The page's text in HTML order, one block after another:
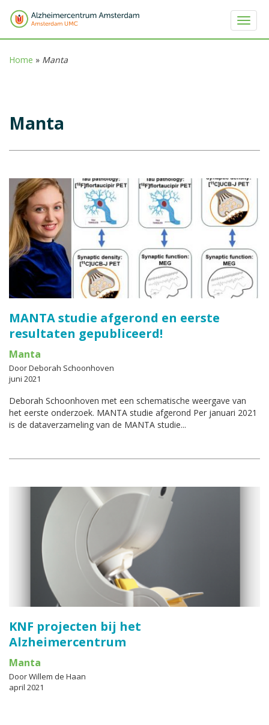
Home » Manta
Manta
MANTA studie afgerond en eerste
resultaten gepubliceerd!
Manta
Door Deborah Schoonhoven
juni 2021
Deborah Schoonhoven met een schematische weergave van
het eerste onderzoek. MANTA studie afgerond Per januari 2021
is de dataverzameling van de MANTA studie...
KNF projecten bij het
Alzheimercentrum
Manta
Door Willem de Haan
april 2021